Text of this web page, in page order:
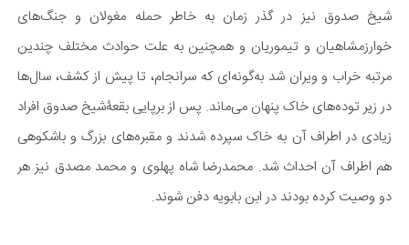
شیخ صدوق نیز در گذر زمان به خاطر حمله مغولان و جنگ‌های
خوارزمشاهیان و تیموریان و همچنین به علت حوادث مختلف چندین
مرتبه خراب و ویران شد به‌گونه‌ای که سرانجام، تا پیش از کشف، سال‌ها
در زیر توده‌های خاک پنهان می‌ماند. پس از برپایی بقعۀشیخ صدوق افراد
زیادی در اطراف آن به خاک سپرده شدند و مقبره‌های بزرگ و باشکوهی
هم اطراف آن احداث شد. محمدرضا شاه پهلوی و محمد مصدق نیز هر
دو وصیت کرده بودند در ابن بابویه دفن شوند.